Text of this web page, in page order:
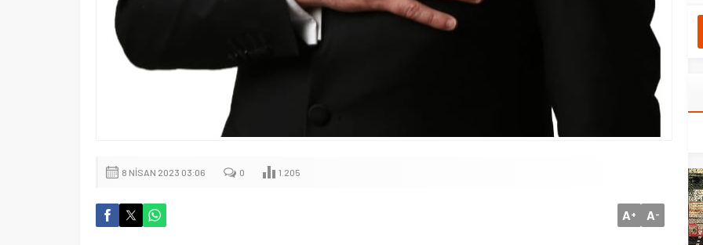
8 NISAN 2023 03:06 0 1.205
A+ A-